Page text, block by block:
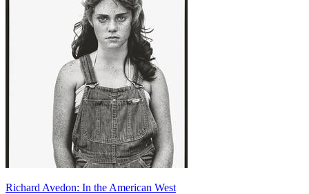
Richard Avedon: In the American West